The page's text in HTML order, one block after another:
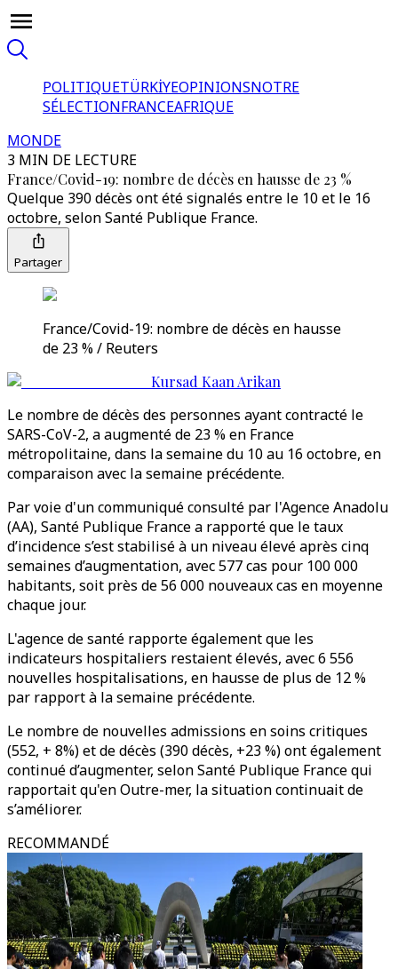
POLITIQUETÜRKİYEOPINIONSNOTRE
SÉLECTIONFRANCEAFRIQUE
MONDE
3 MIN DE LECTURE
France/Covid-19: nombre de décès en hausse de 23 %
Quelque 390 décès ont été signalés entre le 10 et le 16
octobre, selon Santé Publique France.
Partager
France/Covid-19: nombre de décès en hausse
de 23 % / Reuters
Kursad Kaan Arikan
Le nombre de décès des personnes ayant contracté le
SARS-CoV-2, a augmenté de 23 % en France
métropolitaine, dans la semaine du 10 au 16 octobre, en
comparaison avec la semaine précédente.
Par voie d'un communiqué consulté par l'Agence Anadolu
(AA), Santé Publique France a rapporté que le taux
d’incidence s’est stabilisé à un niveau élevé après cinq
semaines d’augmentation, avec 577 cas pour 100 000
habitants, soit près de 56 000 nouveaux cas en moyenne
chaque jour.
L'agence de santé rapporte également que les
indicateurs hospitaliers restaient élevés, avec 6 556
nouvelles hospitalisations, en hausse de plus de 12 %
par rapport à la semaine précédente.
Le nombre de nouvelles admissions en soins critiques
(552, + 8%) et de décès (390 décès, +23 %) ont également
continué d’augmenter, selon Santé Publique France qui
rapportait qu'en Outre-mer, la situation continuait de
s’améliorer.
RECOMMANDÉ